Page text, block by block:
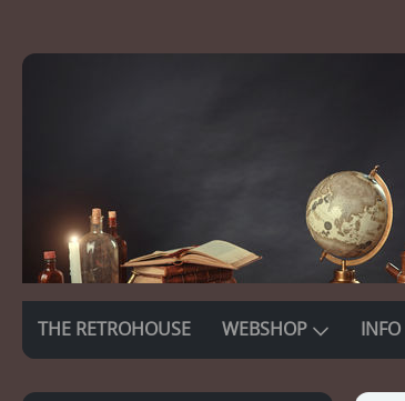
THE RETROHOUSE WEBSHOP INFO